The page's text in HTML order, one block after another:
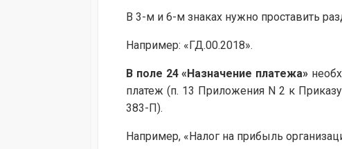
В 3-м и 6-м знаках нужно проставить
Например: «ГД.00.2018».
В поле 24«Назначение платежа»
платеж (п. 13 Приложения N 2 к
383-П).
Например, «Налог на прибыль